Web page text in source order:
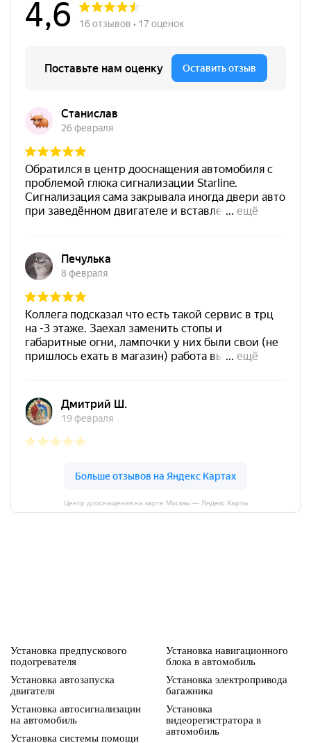
Центр дооснащения на карте Москвы — Яндекс Карты
Установка предпускового
подогревателя
Установка автозапуска
двигателя
Установка автосигнализации
на автомобиль
Установка системы помощи
Установка навигационного
блока в автомобиль
Установка электропривода
багажника
Установка
видеорегистратора в
автомобиль